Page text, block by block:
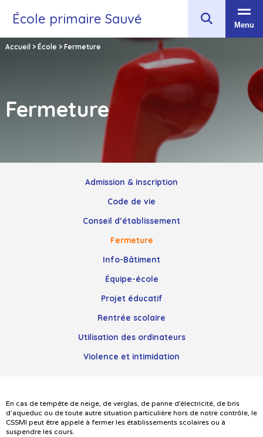
École primaire Sauvé Menu
Accueil > École > Fermeture
Fermeture
Admission & inscription
Code de vie
Conseil d’établissement
Fermeture
Info-Bâtiment
Équipe-école
Projet éducatif
Rentrée scolaire
Utilisation des ordinateurs
Violence et intimidation
En cas de tempête de neige, de verglas, de panne d’électricité, de bris
d’aqueduc ou de toute autre situation particulière hors de notre contrôle, le
CSSMI peut être appelé à fermer les établissements scolaires ou à
suspendre les cours.